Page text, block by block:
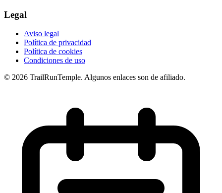
Legal
Aviso legal
Política de privacidad
Política de cookies
Condiciones de uso
© 2026 TrailRunTemple. Algunos enlaces son de afiliado.